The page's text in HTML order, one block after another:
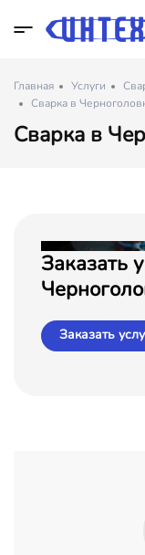
Главная Услуги
Сварка в
Сварка в
Заказать
Заказать